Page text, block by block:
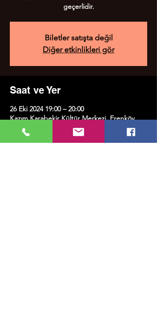
geçerlidir.
Biletler satışta değil
Diğer etkinlikleri gör
Saat ve Yer
26 Eki 2024 19:00 – 20:00
Kazım Karabekir Kültür Merkezi, Erenköy,
Kazım Karabekirpaşa Sok. No:8 D:16, 34738
Kadıköy/İstanbul, Türkiye